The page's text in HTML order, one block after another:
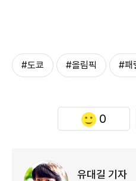
#도쿄 #올림픽 #패
0
유대길 기자